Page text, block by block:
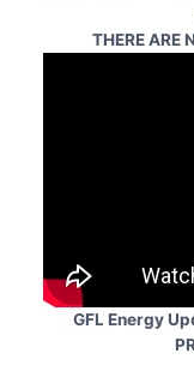
THERE ARE
GFL Energy